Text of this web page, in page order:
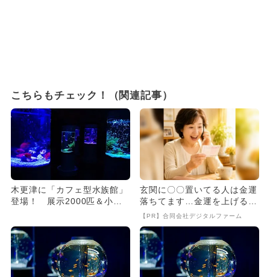
こちらもチェック！（関連記事）
木更津に「カフェ型水族館」
登場！ 展示2000匹＆小学
玄関に〇〇置いてる人は金運
落ちてます…金運を上げる方
法とは
【PR】合同会社デジタルファーム